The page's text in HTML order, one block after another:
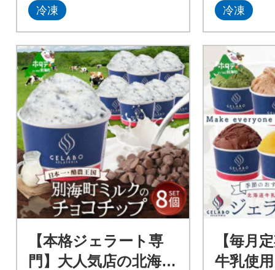
冷凍 冷凍
【本格ジェラート専
門】大人気店の北海道
【毎月
牛乳使